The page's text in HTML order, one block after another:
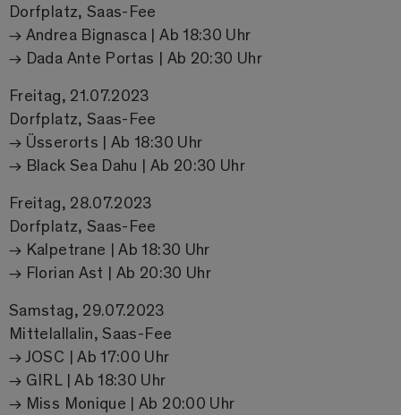
Dorfplatz, Saas-Fee
→ Andrea Bignasca | Ab 18:30 Uhr
→ Dada Ante Portas | Ab 20:30 Uhr
Freitag, 21.07.2023
Dorfplatz, Saas-Fee
→ Üsserorts | Ab 18:30 Uhr
→ Black Sea Dahu | Ab 20:30 Uhr
Freitag, 28.07.2023
Dorfplatz, Saas-Fee
→ Kalpetrane | Ab 18:30 Uhr
→ Florian Ast | Ab 20:30 Uhr
Samstag, 29.07.2023
Mittelallalin, Saas-Fee
→ JOSC | Ab 17:00 Uhr
→ GIRL | Ab 18:30 Uhr
→ Miss Monique | Ab 20:00 Uhr